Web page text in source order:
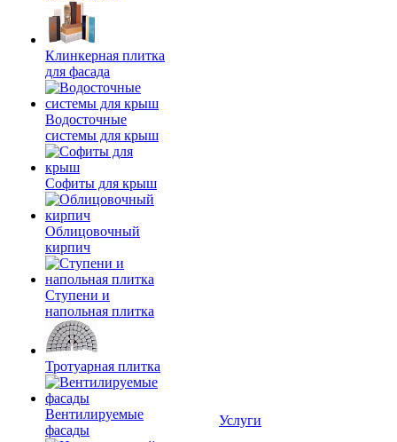
Клинкерная плитка
для фасада
Водосточные
системы для крыш
Софиты для крыш
Облицовочный
кирпич
Ступени и
напольная плитка
Тротуарная плитка
Вентилируемые
фасады
Услуги